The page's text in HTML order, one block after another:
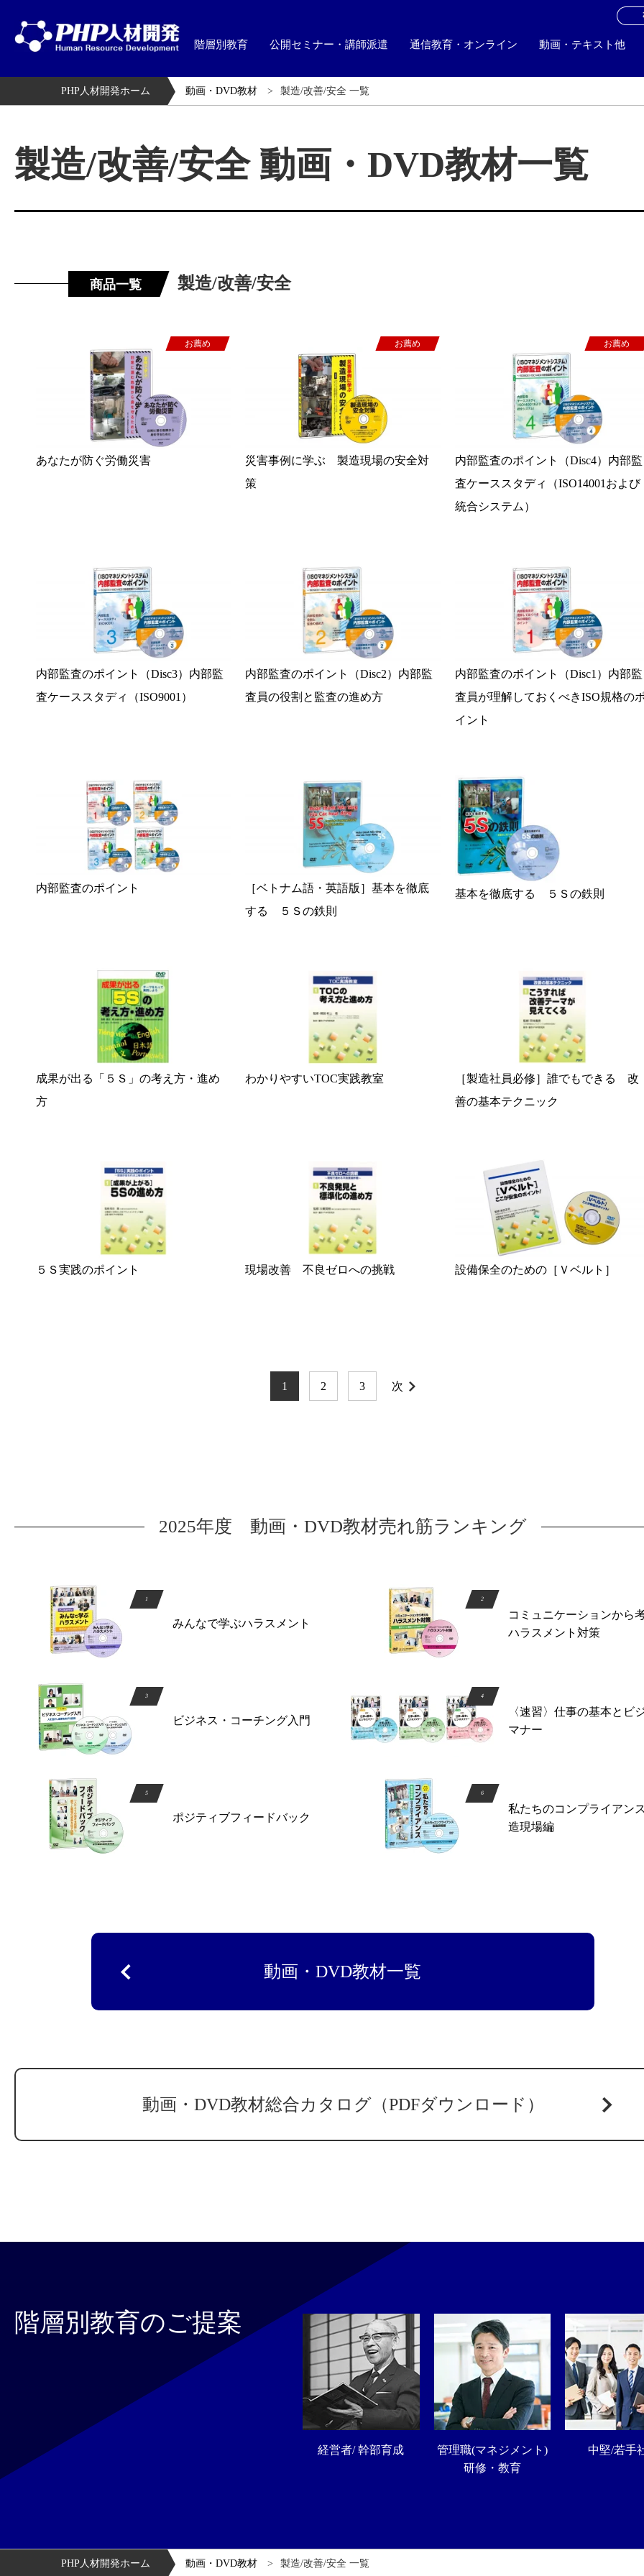
階層別教育 公開セミナー・講師派遣 通信教育・オンライン 動画・テキスト他
PHP人材開発ホーム 動画・DVD教材 製造/改善/安全 一覧
製造/改善/安全 動画・DVD教材一覧
商品一覧 製造/改善/安全
お薦め
あなたが防ぐ労働災害
お薦め
災害事例に学ぶ 製造現場の安全対
策
お薦め
内部監査のポイント（Disc4）内部監
査ケーススタディ（ISO14001および
統合システム）
内部監査のポイント（Disc3）内部監
査ケーススタディ（ISO9001）
内部監査のポイント（Disc2）内部監
査員の役割と監査の進め方
内部監査のポイント（Disc1）内部監
査員が理解しておくべきISO規格の
イント
内部監査のポイント
［ベトナム語・英語版］基本を徹底
する ５Ｓの鉄則
基本を徹底する ５Ｓの鉄則
成果が出る「５Ｓ」の考え方・進め
方
わかりやすいTOC実践教室
［製造社員必修］誰でもできる 改
善の基本テクニック
５Ｓ実践のポイント 現場改善 不良ゼロへの挑戦 設備保全のための［Ｖベルト］
1 2 3 次
2025年度 動画・DVD教材売れ筋ランキング
みんなで学ぶハラスメント
コミュニケーションから
ハラスメント対策
ビジネス・コーチング入門
〈速習〉仕事の基本とビ
マナー
ポジティブフィードバック
私たちのコンプライアン
造現場編
動画・DVD教材一覧
動画・DVD教材総合カタログ（PDFダウンロード）
階層別教育のご提案
経営者/ 幹部育成
管理職(マネジメント)
研修・教育
中堅/若手
PHP人材開発ホーム 動画・DVD教材 製造/改善/安全 一覧